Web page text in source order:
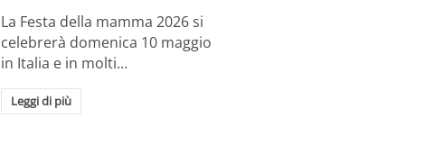
La Festa della mamma 2026 si
celebrerà domenica 10 maggio
in Italia e in molti…
Leggi di più